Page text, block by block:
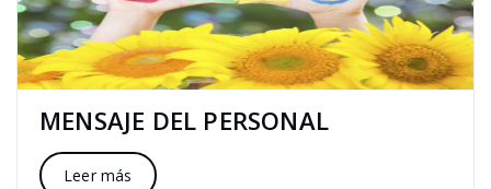
MENSAJE DEL PERSONAL
Leer más